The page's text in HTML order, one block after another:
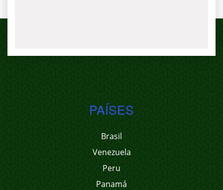
PAÍSES
Brasil
Venezuela
Peru
Panamá